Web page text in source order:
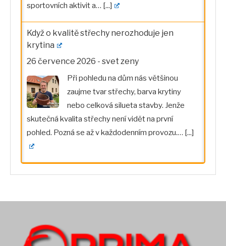
sportovních aktivit a… [...]
Když o kvalitě střechy nerozhoduje jen
krytina
26 července 2026 - svet zeny
Při pohledu na dům nás většinou
zaujme tvar střechy, barva krytiny
nebo celková silueta stavby. Jenže
skutečná kvalita střechy není vidět na první
pohled. Pozná se až v každodenním provozu.… [...]